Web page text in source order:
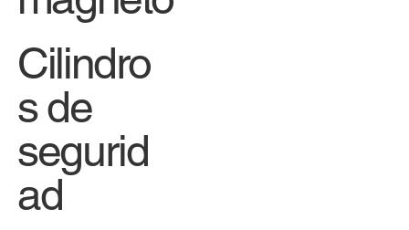
Cilindro
s de
segurid
ad